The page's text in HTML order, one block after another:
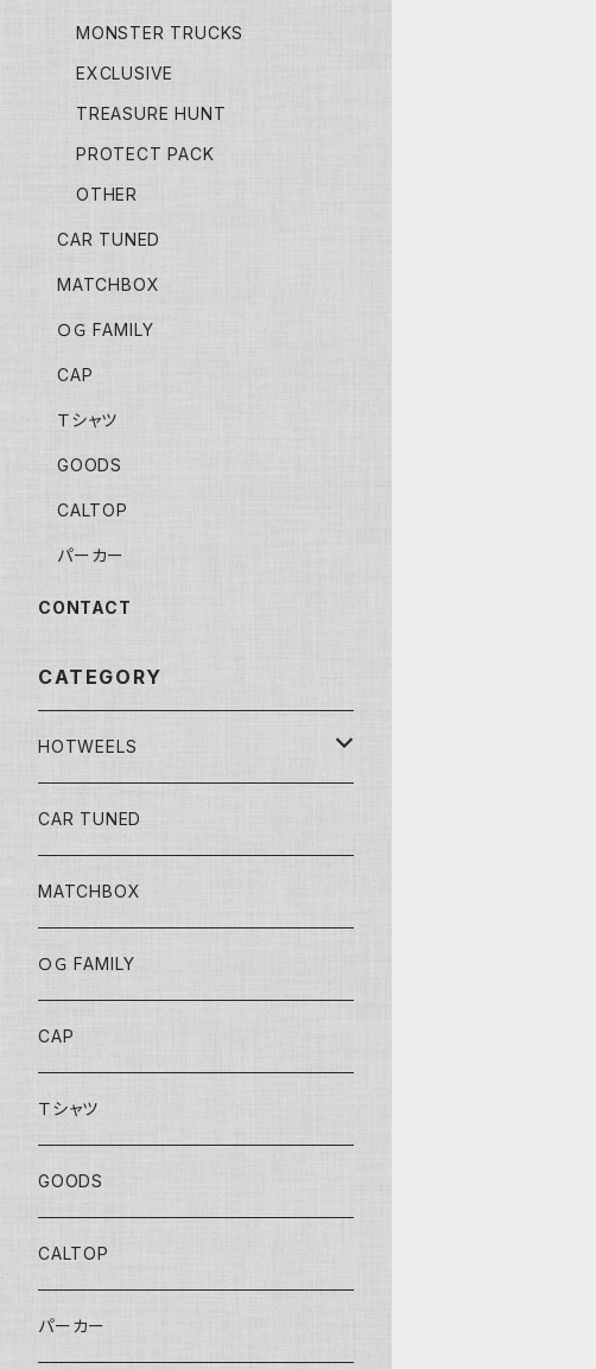
MONSTER TRUCKS
EXCLUSIVE
TREASURE HUNT
PROTECT PACK
OTHER
CAR TUNED
MATCHBOX
ＯＧ FAMILY
CAP
Ｔシャツ
GOODS
CALTOP
パーカー
CONTACT
CATEGORY
HOTWEELS
BASIC
FAST&FURIOUS
CAR CULTURE
POP CULTURE
BOULEVARD SERIES
ANNIVERSARY SERIES
THEME AUTOMOTIVE
MONSTER TRUCKS
CAR TUNED
MATCHBOX
ＯＧ FAMILY
CAP
Ｔシャツ
GOODS
CALTOP
パーカー